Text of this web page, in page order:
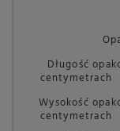
Długość
centymetrach
Wysokość
centymetrach